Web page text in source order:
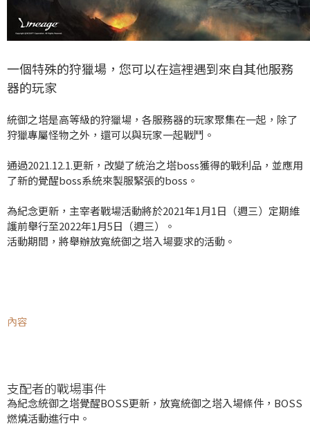
一個特殊的狩獵場，您可以在這裡遇到來自其他服務
器的玩家
統御之塔是高等級的狩獵場，各服務器的玩家聚集在一起，除了
狩獵專屬怪物之外，還可以與玩家一起戰鬥。
通過2021.12.1.更新，改變了統治之塔boss獲得的戰利品，並應用
了新的覺醒boss系統來製服緊張的boss。
為紀念更新，主宰者戰場活動將於2021年1月1日（週三）定期維
護前舉行至2022年1月5日（週三）。
活動期間，將舉辦放寬統御之塔入場要求的活動。
內容
支配者的戰場事件
為紀念統御之塔覺醒BOSS更新，放寬統御之塔入場條件，BOSS
燃燒活動進行中。